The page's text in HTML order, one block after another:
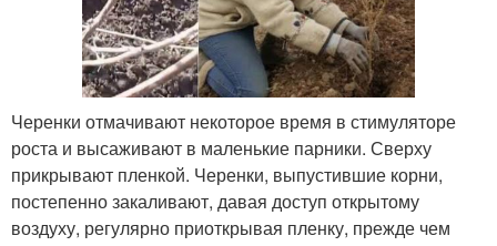
Черенки отмачивают некоторое время в стимуляторе
роста и высаживают в маленькие парники. Сверху
прикрывают пленкой. Черенки, выпустившие корни,
постепенно закаливают, давая доступ открытому
воздуху, регулярно приоткрывая пленку, прежде чем